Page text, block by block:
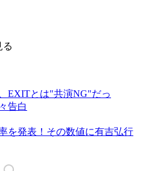
る
EXITとは"共演NG"だっ
告白
を発表！その数値に有吉弘行